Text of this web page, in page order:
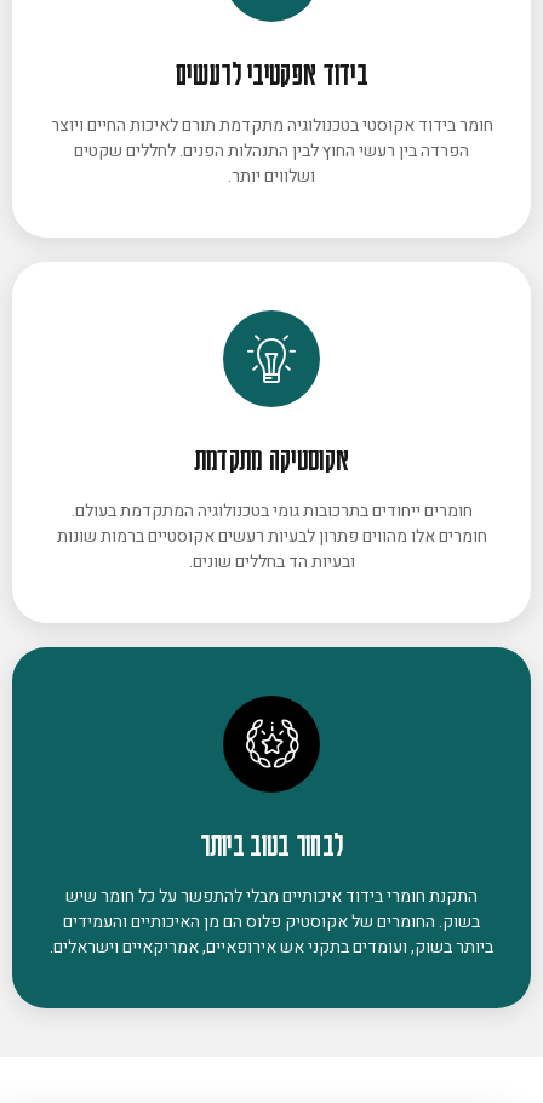
בידוד אפקטיבי לרעשים
חומר בידוד אקוסטי בטכנולוגיה מתקדמת תורם לאיכות החיים ויוצר
הפרדה בין רעשי החוץ לבין התנהלות הפנים. לחללים שקטים
ושלווים יותר.
אקוסטיקה מתקדמת
חומרים ייחודים בתרכובות גומי בטכנולוגיה המתקדמת בעולם.
חומרים אלו מהווים פתרון לבעיות רעשים אקוסטיים ברמות שונות
ובעיות הד בחללים שונים.
לבחור בטוב ביותר
התקנת חומרי בידוד איכותיים מבלי להתפשר על כל חומר שיש
בשוק. החומרים של אקוסטיק פלוס הם מן האיכותיים והעמידים
ביותר בשוק, ועומדים בתקני אש אירופאיים, אמריקאיים וישראלים.